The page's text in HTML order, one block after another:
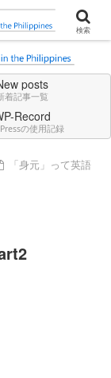
posts
着記事一覧
Record
の使用記録
「身元」って英語
検索